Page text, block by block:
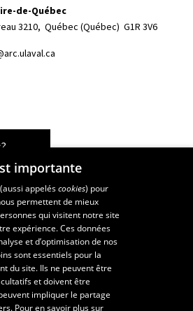
de-Québec
3210, Québec (Québec)  G1R 3V6
YouTube
du territoire et de développement
et développement
importante
appeléscookies) pour
permettent de mieux
qui visitent notre site
expérience. Ces données
et d’optimisation de nos
sont essentiels pour la
du site. Ils ne peuvent être
et doivent être
impliquer le partage
Pour en savoir plus sur